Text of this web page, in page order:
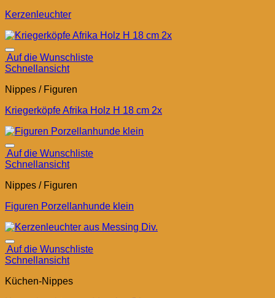
Kerzenleuchter
Auf die Wunschliste
Schnellansicht
Nippes / Figuren
Kriegerköpfe Afrika Holz H 18 cm 2x
Auf die Wunschliste
Schnellansicht
Nippes / Figuren
Figuren Porzellanhunde klein
Auf die Wunschliste
Schnellansicht
Küchen-Nippes